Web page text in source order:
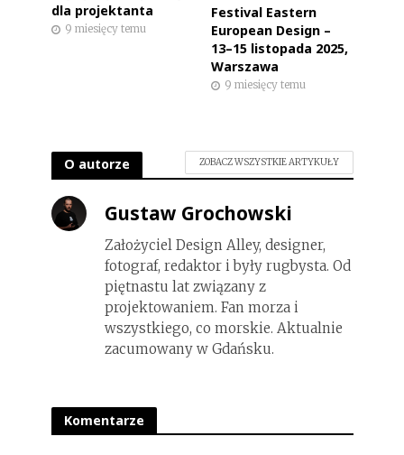
dla projektanta
9 miesięcy temu
Festival Eastern
European Design –
13–15 listopada 2025,
Warszawa
9 miesięcy temu
O autorze ZOBACZ WSZYSTKIE ARTYKUŁY
Gustaw Grochowski
Założyciel Design Alley, designer,
fotograf, redaktor i były rugbysta. Od
piętnastu lat związany z
projektowaniem. Fan morza i
wszystkiego, co morskie. Aktualnie
zacumowany w Gdańsku.
Komentarze